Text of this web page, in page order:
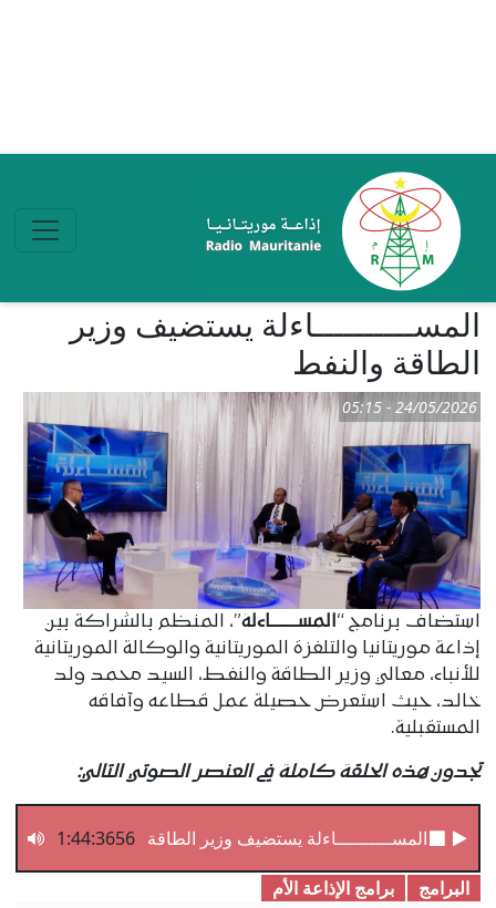
المســــــــــاءلة يستضيف وزير
الطاقة والنفط
24/05/2026 - 05:15
استضاف برنامج “المســــــــاءلة”، المنظم بالشراكة بين
إذاعة موريتانيا والتلفزة الموريتانية والوكالة الموريتانية
للأنباء، معالي وزير الطاقة والنفط، السيد محمد ولد
خالد، حيث استعرض حصيلة عمل قطاعه وآفاقه
المستقبلية.
تجدون هذه الحلقة كاملة في العنصر الصوتي التالي:
المســــــــــاءلة يستضيف وزير الطاقة والنفط
1:44:3656
البرامج
برامج الإذاعة الأم